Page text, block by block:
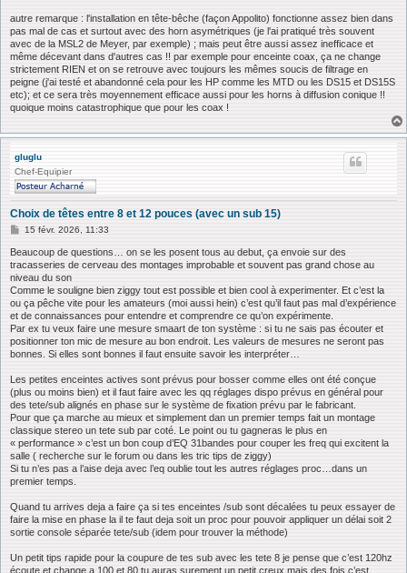
autre remarque : l'installation en tête-bêche (façon Appolito) fonctionne assez bien dans
pas mal de cas et surtout avec des horn asymétriques (je l'ai pratiqué très souvent
avec de la MSL2 de Meyer, par exemple) ; mais peut être aussi assez inefficace et
même décevant dans d'autres cas !! par exemple pour enceinte coax, ça ne change
strictement RIEN et on se retrouve avec toujours les mêmes soucis de filtrage en
peigne (j'ai testé et abandonné cela pour les HP comme les MTD ou les DS15 et DS15S
etc); et ce sera très moyennement efficace aussi pour les horns à diffusion conique !!
quoique moins catastrophique que pour les coax !
gluglu
Chef-Equipier
Choix de têtes entre 8 et 12 pouces (avec un sub 15)
M
s
s
g
e
15 févr. 2026, 11:33
Beaucoup de questions… on se les posent tous au debut, ça envoie sur des
tracasseries de cerveau des montages improbable et souvent pas grand chose au
niveau du son
Comme le souligne bien ziggy tout est possible et bien cool à experimenter. Et c’est la
ou ça pêche vite pour les amateurs (moi aussi hein) c’est qu’il faut pas mal d’expérience
et de connaissances pour entendre et comprendre ce qu’on expérimente.
Par ex tu veux faire une mesure smaart de ton système : si tu ne sais pas écouter et
positionner ton mic de mesure au bon endroit. Les valeurs de mesures ne seront pas
bonnes. Si elles sont bonnes il faut ensuite savoir les interpréter…
Les petites enceintes actives sont prévus pour bosser comme elles ont été conçue
(plus ou moins bien) et il faut faire avec les qq réglages dispo prévus en général pour
des tete/sub alignés en phase sur le système de fixation prévu par le fabricant.
Pour que ça marche au mieux et simplement dan un premier temps fait un montage
classique stereo un tete sub par coté. Le point ou tu gagneras le plus en
« performance » c’est un bon coup d’EQ 31bandes pour couper les freq qui excitent la
salle ( recherche sur le forum ou dans les tric tips de ziggy)
Si tu n’es pas a l’aise deja avec l’eq oublie tout les autres réglages proc…dans un
premier temps.
Quand tu arrives deja a faire ça si tes enceintes /sub sont décalées tu peux essayer de
faire la mise en phase la il te faut deja soit un proc pour pouvoir appliquer un délai soit 2
sortie console séparée tete/sub (idem pour trouver la méthode)
Un petit tips rapide pour la coupure de tes sub avec les tete 8 je pense que c’est 120hz
écoute et change a 100 et 80 tu auras surement un petit creux mais des fois c’est